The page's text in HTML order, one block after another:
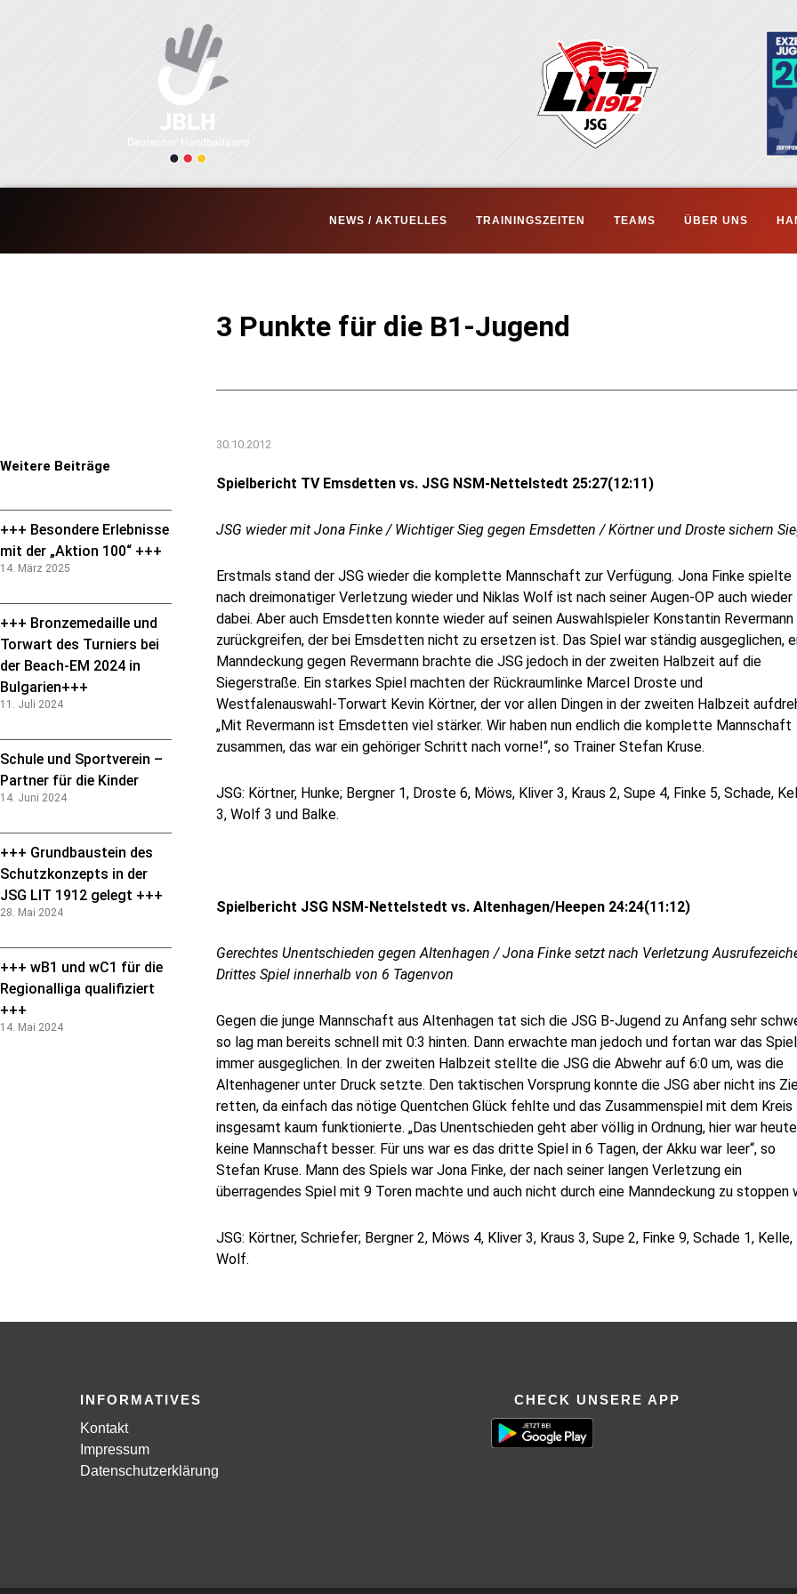
NEWS / AKTUELLES TRAININGSZEITEN TEAMS ÜBER UNS
Weitere Beiträge
+++ Besondere Erlebnisse
mit der „Aktion 100“ +++
14. März 2025
+++ Bronzemedaille und
Torwart des Turniers bei
der Beach-EM 2024 in
Bulgarien+++
11. Juli 2024
Schule und Sportverein –
Partner für die Kinder
14. Juni 2024
+++ Grundbaustein des
Schutzkonzepts in der
JSG LIT 1912 gelegt +++
28. Mai 2024
+++ wB1 und wC1 für die
Regionalliga qualifiziert
+++
14. Mai 2024
3 Punkte für die B1-Jugend
30.10.2012
Spielbericht TV Emsdetten vs. JSG NSM-Nettelstedt 25:27(12:11)
JSG wieder mit Jona Finke / Wichtiger Sieg gegen Emsdetten / Körtner und Droste sichern
Erstmals stand der JSG wieder die komplette Mannschaft zur Verfügung. Jona Finke spielte
nach dreimonatiger Verletzung wieder und Niklas Wolf ist nach seiner Augen-OP auch wieder
dabei. Aber auch Emsdetten konnte wieder auf seinen Auswahlspieler Konstantin Revermann
zurückgreifen, der bei Emsdetten nicht zu ersetzen ist. Das Spiel war ständig ausgeglichen,
Manndeckung gegen Revermann brachte die JSG jedoch in der zweiten Halbzeit auf die
Siegerstraße. Ein starkes Spiel machten der Rückraumlinke Marcel Droste und
Westfalenauswahl-Torwart Kevin Körtner, der vor allen Dingen in der zweiten Halbzeit
„Mit Revermann ist Emsdetten viel stärker. Wir haben nun endlich die komplette Mannschaft
zusammen, das war ein gehöriger Schritt nach vorne!“, so Trainer Stefan Kruse.
JSG: Körtner, Hunke; Bergner 1, Droste 6, Möws, Kliver 3, Kraus 2, Supe 4, Finke 5, Schade,
3, Wolf 3 und Balke.
Spielbericht JSG NSM-Nettelstedt vs. Altenhagen/Heepen 24:24(11:12)
Gerechtes Unentschieden gegen Altenhagen / Jona Finke setzt nach Verletzung
Drittes Spiel innerhalb von 6 Tagenvon
Gegen die junge Mannschaft aus Altenhagen tat sich die JSG B-Jugend zu Anfang sehr
so lag man bereits schnell mit 0:3 hinten. Dann erwachte man jedoch und fortan war das Spiel
immer ausgeglichen. In der zweiten Halbzeit stellte die JSG die Abwehr auf 6:0 um, was die
Altenhagener unter Druck setzte. Den taktischen Vorsprung konnte die JSG aber nicht ins
retten, da einfach das nötige Quentchen Glück fehlte und das Zusammenspiel mit dem Kreis
insgesamt kaum funktionierte. „Das Unentschieden geht aber völlig in Ordnung, hier war heute
keine Mannschaft besser. Für uns war es das dritte Spiel in 6 Tagen, der Akku war leer“, so
Stefan Kruse. Mann des Spiels war Jona Finke, der nach seiner langen Verletzung ein
überragendes Spiel mit 9 Toren machte und auch nicht durch eine Manndeckung zu stoppen
JSG: Körtner, Schriefer; Bergner 2, Möws 4, Kliver 3, Kraus 3, Supe 2, Finke 9, Schade 1, Kelle,
Wolf.
INFORMATIVES
Kontakt
Impressum
Datenschutzerklärung
CHECK UNSERE APP